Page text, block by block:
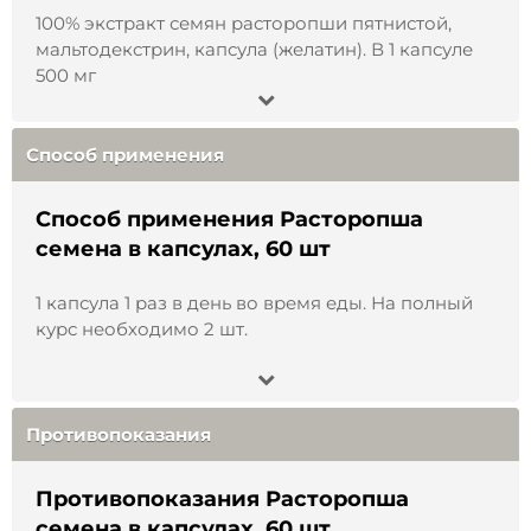
свойства и избежать порчи.
Все этапы заготовки осуществляются в
соответствии с принципами устойчивого
природопользования — с соблюдением норм
сбора дикорастущего растительного сырья и
заботой об экосистеме.
В естественном виде содержит:
флавоноиды, включая силимарин;
витамин К;
аминокислоты растительного происхождения;
хром, бор, ванадий, натрий);
Расторопшу традиционно применяют для
100% экстракт семян расторопши пятнистой,
мальтодекстрин, капсула (желатин). В 1 капсуле
500 мг
Способ применения
Способ применения Расторопша
семена в капсулах, 60 шт
1 капсула 1 раз в день во время еды. На полный
курс необходимо 2 шт.
Противопоказания
Противопоказания Расторопша